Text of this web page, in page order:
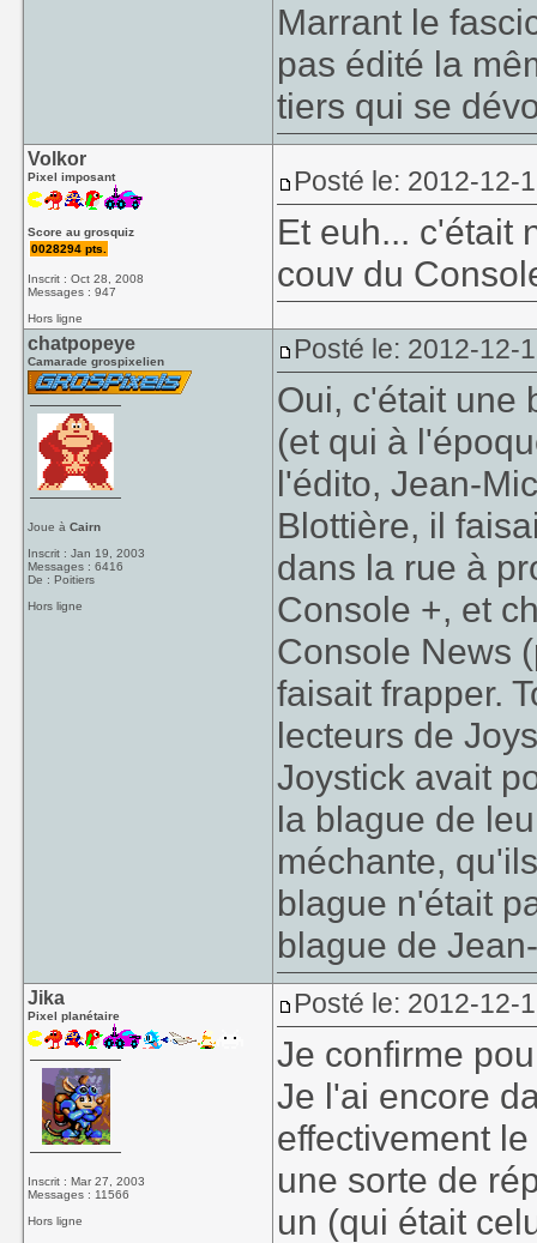
Marrant le
pas édité la
tiers qui se
Volkor
Pixel imposant
Score au grosquiz
0028294 pts.
Inscrit : Oct 28, 2008
Messages : 947
Hors ligne
Posté le: 2012-12-
Et euh... c'était
couv du
chatpopeye
Camarade grospixelien
Joue àCairn
Inscrit : Jan 19, 2003
Messages : 6416
De : Poitiers
Hors ligne
Posté le: 2012-12-
Oui, c'était une
(et qui à
l'édito, Jean-
Blottière, il
dans la rue à
Console +, et
Console News
faisait frapper.
lecteurs de
Joystick avait
la blague de
méchante,
blague n'était
blague de
Jika
Pixel planétaire
Inscrit : Mar 27, 2003
Messages : 11566
Hors ligne
Posté le: 2012-12-
Je confirme
Je l'ai encore
effectivement
une sorte de
un (qui était